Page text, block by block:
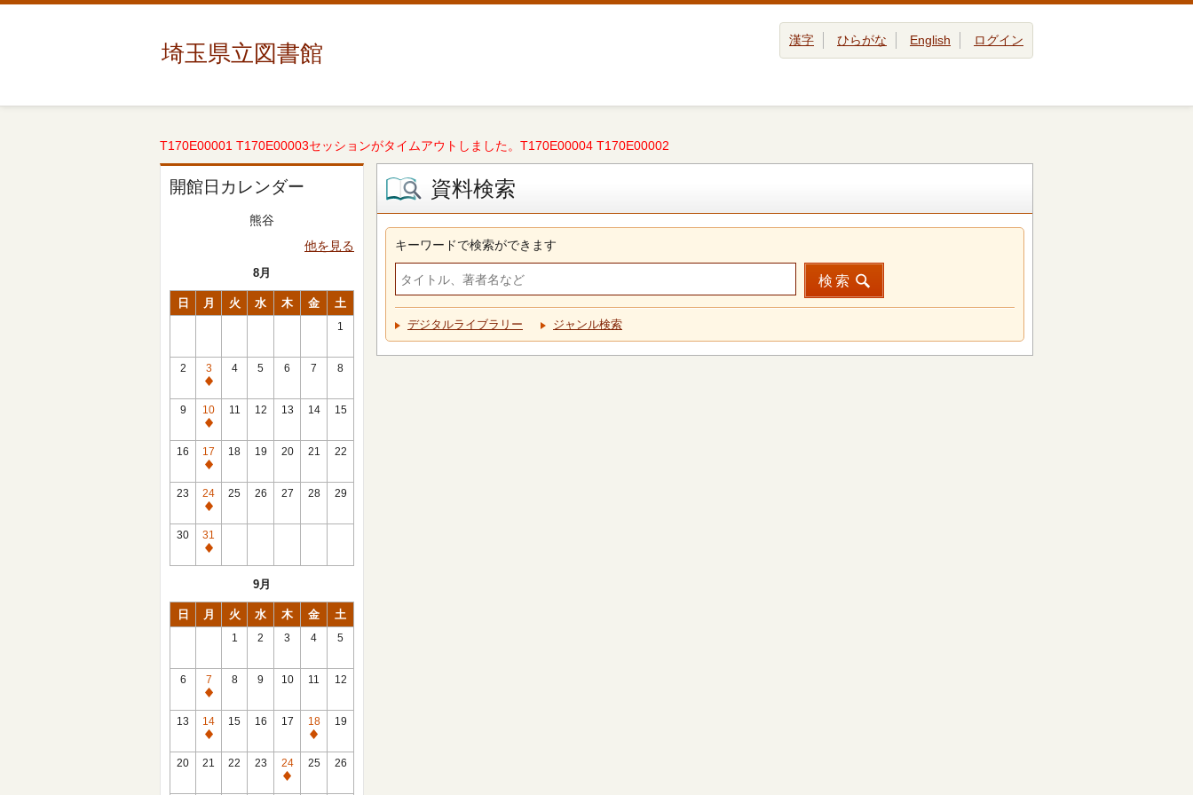
埼玉県立図書館 漢字 ひらがな English ログイン
T170E00001 T170E00003セッションがタイムアウトしました。T170E00004 T170E00002
開館日カレンダー
熊谷
他を見る
8月
日 月 火 水 木 金 土
1
2
3
休
館
日
4 5 6 7 8
9
10
休
館
日
11 12 13 14 15
16
17
休
館
日
18 19 20 21 22
23
24
休
館
日
25 26 27 28 29
30
31
休
9月
日 月 火 水 木 金 土
1 2 3 4 5
6
7
休
館
日
8 9 10 11 12
13
14
休
館
15 16 17
18
休
館
19
20 21 22 23
24
休
25 26
資料検索
キーワードで検索ができます
検索
デジタルライブラリー ジャンル検索